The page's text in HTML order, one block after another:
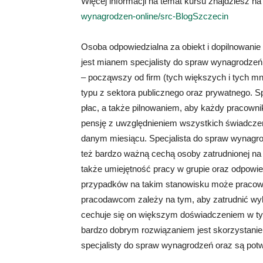
wynagrodzen-online/src-BlogSzczecin
Osoba odpowiedzialna za obiekt i
jest mianem specjalisty do spraw
– począwszy od firm (tych większych i tych
typu z sektora publicznego oraz prywatnego.
płac, a także pilnowaniem, aby każdy
pensję z uwzględnieniem wszystkich
danym miesiącu. Specjalista do spraw
też bardzo ważną cechą osoby zatrudnionej
także umiejętność pracy w grupie oraz
przypadków na takim stanowisku może
pracodawcom zależy na tym, aby zatrudnić
cechuje się on większym doświadczeniem w
bardzo dobrym rozwiązaniem jest
specjalisty do spraw wynagrodzeń oraz są